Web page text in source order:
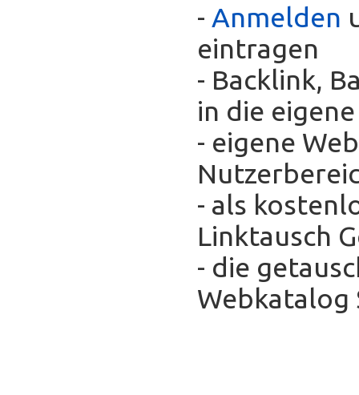
- Anmelden
eintragen
- Backlink,
in die
- eigene
- als
Linktausch
- die
Webkatalog